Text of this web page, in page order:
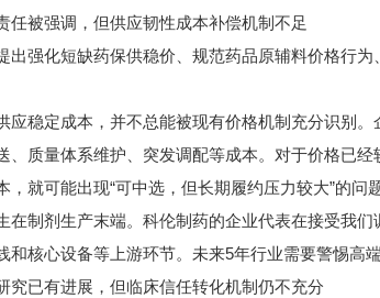
被强调，但供应韧性成本补偿机制不足
强化短缺药保供稳价、规范药品原辅料价格行为
稳定成本，并不总能被现有价格机制充分识别。
、质量体系维护、突发调配等成本。对于价格已
就可能出现“可中选，但长期履约压力较大”的问题
制剂生产末端。科伦制药的企业代表在接受我们
和核心设备等上游环节。未来5年行业需要警惕高
已有进展，但临床信任转化机制仍不充分